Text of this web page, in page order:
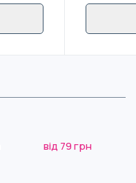
від 79 грн